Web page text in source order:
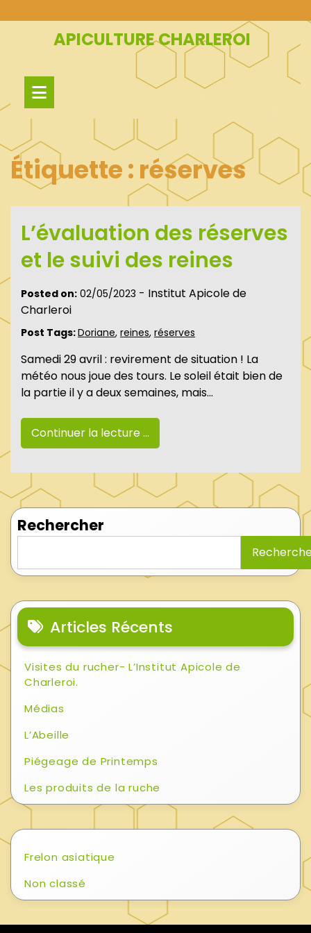
to
APICULTURE CHARLEROI
Étiquette : réserves
L’évaluation des réserves
et le suivi des reines
Posted on: 02/05/2023 - Institut Apicole de
Charleroi
Post Tags:Doriane, reines, réserves
Samedi 29 avril : revirement de situation ! La
météo nous joue des tours. Le soleil était bien de
la partie il y a deux semaines, mais…
Continuer la lecture ...
Rechercher
Articles Récents
Visites du rucher- L’Institut Apicole de
Charleroi.
Médias
L’Abeille
Piégeage de Printemps
Les produits de la ruche
Frelon asiatique
Non classé